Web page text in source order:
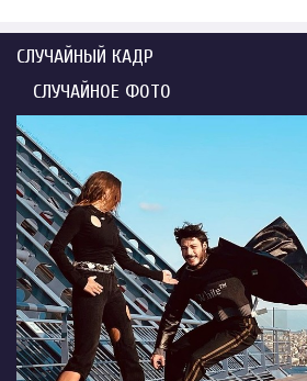
СЛУЧАЙНЫЙ КАДР
СЛУЧАЙНОЕ ФОТО